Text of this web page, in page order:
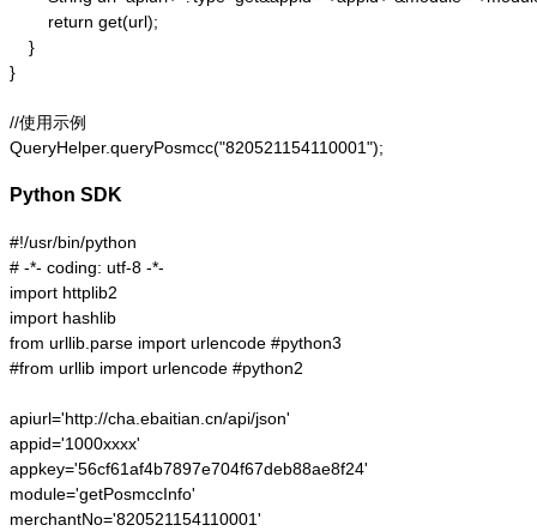
        return get(url);
    }
}
//使用示例
QueryHelper.queryPosmcc("820521154110001");
Python SDK
#!/usr/bin/python
# -*- coding: utf-8 -*-
import httplib2
import hashlib
from urllib.parse import urlencode #python3
#from urllib import urlencode #python2
apiurl='http://cha.ebaitian.cn/api/json'
appid='1000xxxx'
appkey='56cf61af4b7897e704f67deb88ae8f24'
module='getPosmccInfo'
merchantNo='820521154110001'